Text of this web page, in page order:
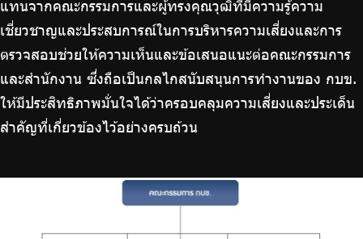
แทนจากคณะกรรมการและผู้ทรงคุณวุฒิที่มีความรู้ความ
เชี่ยวชาญและประสบการณ์ในการบริหารความเสี่ยงและการ
ตรวจสอบช่วยให้ความเห็นและข้อเสนอแนะต่อคณะกรรมการ
และสำนักงาน ซึ่งถือเป็นกลไกสนับสนุนการทำงานของ กบข.
ให้มีประสิทธิภาพมั่นใจได้ว่าครอบคลุมความเสี่ยงและประเด็น
สำคัญที่เกี่ยวข้องไว้อย่างครบถ้วน